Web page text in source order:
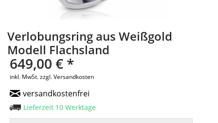
Verlobungsring aus Weißgold
Modell Flachsland
649,00 € *
inkl. MwSt.zzgl. Versandkosten
versandkostenfrei
Lieferzeit 10 Werktage